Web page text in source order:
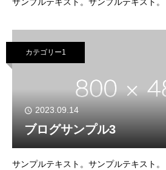
カテゴリー1
2023.09.14
ブログサンプル3
サンプルテキスト。サンプルテキスト。